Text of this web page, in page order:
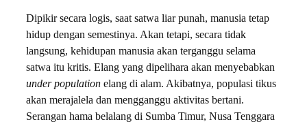
Dipikir secara logis, saat satwa liar punah, manusia tetap
hidup dengan semestinya. Akan tetapi, secara tidak
langsung, kehidupan manusia akan terganggu selama
satwa itu kritis. Elang yang dipelihara akan menyebabkan
under population elang di alam. Akibatnya, populasi tikus
akan merajalela dan mengganggu aktivitas bertani.
Serangan hama belalang di Sumba Timur, Nusa Tenggara